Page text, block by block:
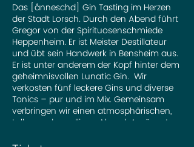
Das [ånneschd] Gin Tasting im Herzen
der Stadt Lorsch. Durch den Abend führt
Gregor von der Spirituosenschmiede
Heppenheim. Er ist Meister Destillateur
und übt sein Handwerk in Bensheim aus.
Er ist unter anderem der Kopf hinter dem
geheimnisvollen Lunatic Gin. Wir
verkosten fünf leckere Gins und diverse
Tonics – pur und im Mix. Gemeinsam
verbringen wir einen atmosphärischen,
tollen und geselligen Abend. Amüsante